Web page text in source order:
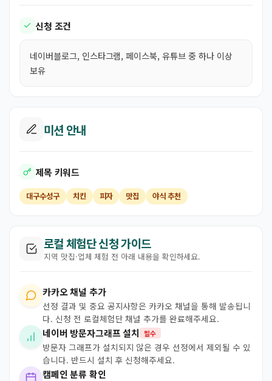
신청 조건
네이버블로그, 인스타그램, 페이스북, 유튜브 중 하나 이상
보유
미션 안내
제목 키워드
대구수성구 치킨 피자 맛집 야식 추천
로컬 체험단 신청 가이드
지역 맛집·업체 체험 전 아래 내용을 확인하세요.
카카오 채널 추가
선정 결과 및 중요 공지사항은 카카오 채널을 통해 발송됩니
다. 신청 전 로컬체험단 채널 추가를 완료해주세요.
네이버 방문자그래프 설치 필수
방문자 그래프가 설치되지 않은 경우 선정에서 제외될 수 있
습니다. 반드시 설치 후 신청해주세요.
캠페인 분류 확인